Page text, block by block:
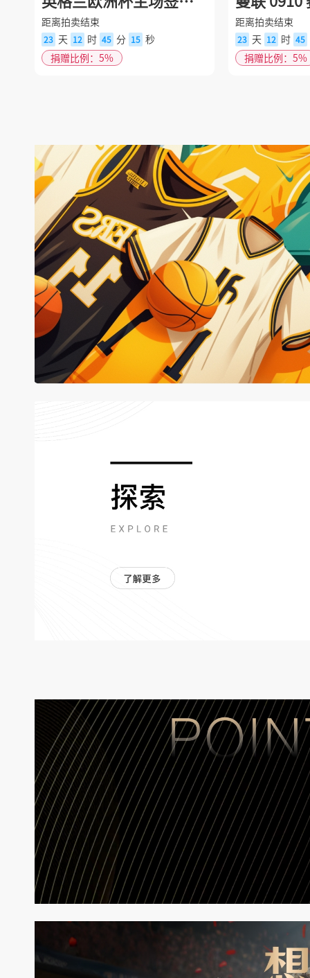
球衣
距离拍卖结束
23 天 12 时 45 分 14 秒
捐赠比例：5%
足球
距离拍卖结束
23 天 12 时 45
捐赠比例：5%